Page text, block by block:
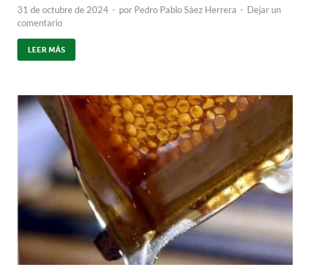
31 de octubre de 2024 - por Pedro Pablo Sáez Herrera - Dejar un
comentario
LEER MÁS